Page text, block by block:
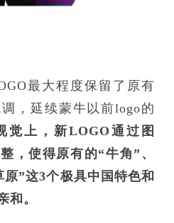
最大程度保留了原有
，延续蒙牛以前logo的
觉上，新LOGO通过图
，使得原有的“牛角”、
”这3个极具中国特色和
和。